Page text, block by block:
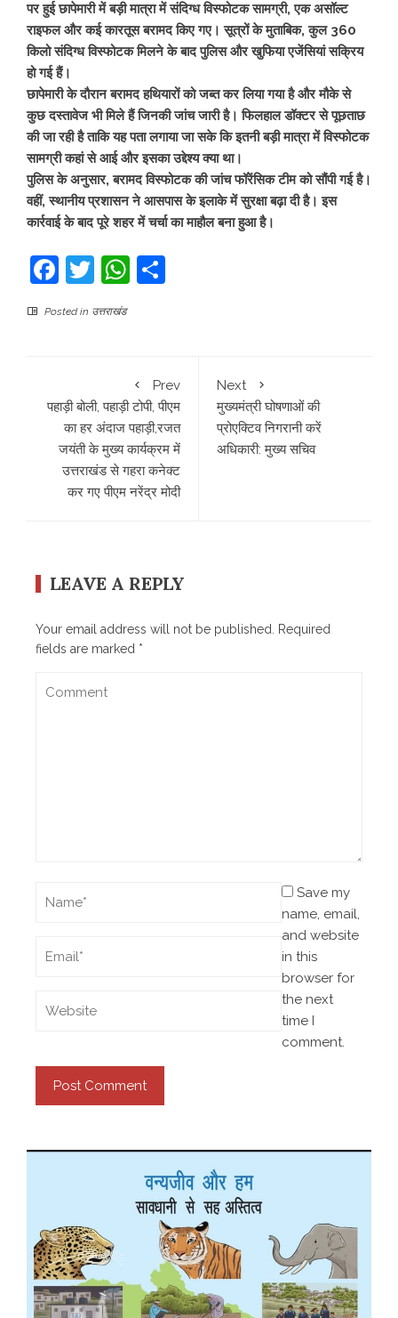
पर हुई छापेमारी में बड़ी मात्रा में संदिग्ध विस्फोटक सामग्री, एक असॉल्ट
राइफल और कई कारतूस बरामद किए गए। सूत्रों के मुताबिक, कुल 360
किलो संदिग्ध विस्फोटक मिलने के बाद पुलिस और खुफिया एजेंसियां सक्रिय
हो गई हैं।
छापेमारी के दौरान बरामद हथियारों को जब्त कर लिया गया है और मौके से
कुछ दस्तावेज भी मिले हैं जिनकी जांच जारी है। फिलहाल डॉक्टर से पूछताछ
की जा रही है ताकि यह पता लगाया जा सके कि इतनी बड़ी मात्रा में विस्फोटक
सामग्री कहां से आई और इसका उद्देश्य क्या था।
पुलिस के अनुसार, बरामद विस्फोटक की जांच फॉरेंसिक टीम को सौंपी गई है।
वहीं, स्थानीय प्रशासन ने आसपास के इलाके में सुरक्षा बढ़ा दी है। इस
कार्रवाई के बाद पूरे शहर में चर्चा का माहौल बना हुआ है।
Facebook
TwitterWhatsApp
Posted in उत्तराखंड
Prev
पहाड़ी बोली, पहाड़ी टोपी, पीएम
का हर अंदाज पहाड़ी,रजत
जयंती के मुख्य कार्यक्रम में
उत्तराखंड से गहरा कनेक्ट
कर गए पीएम नरेंद्र मोदी
Next
मुख्यमंत्री घोषणाओं की
प्रोएक्टिव निगरानी करें
अधिकारी: मुख्य सचिव
LEAVE A REPLY
Your email address will not be published.
Required
fields are marked *
Save my
name, email,
and website
in this
browser for
the next
time I
comment.